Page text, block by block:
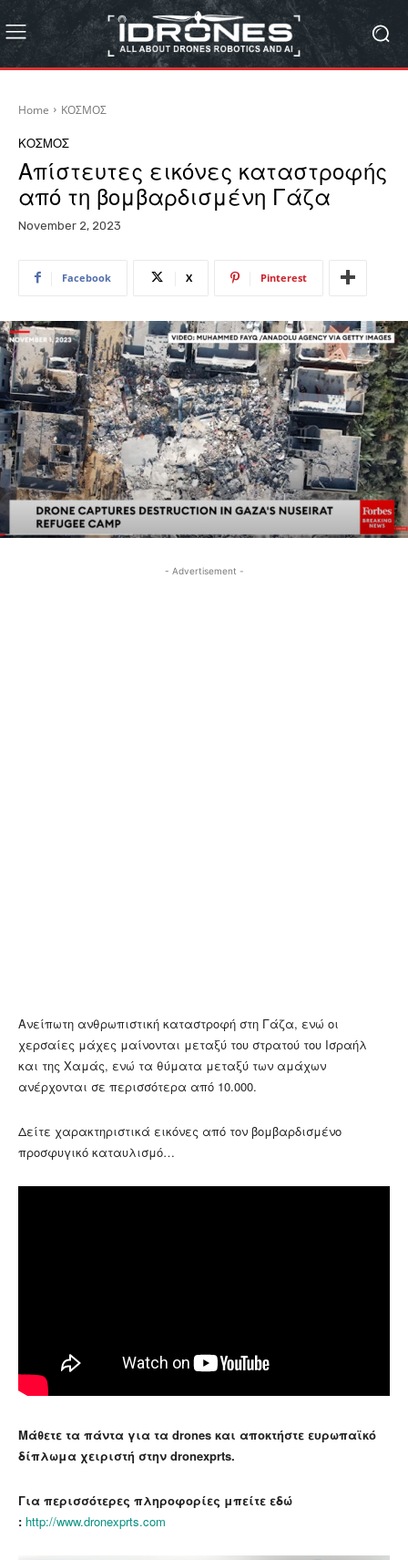
Home ΚΟΣΜΟΣ
ΚΟΣΜΟΣ
Απίστευτες εικόνες καταστροφής
από τη βομβαρδισμένη Γάζα
November 2, 2023
Facebook X Pinterest
- Advertisement -
Ανείπωτη ανθρωπιστική καταστροφή στη Γάζα, ενώ οι
χερσαίες μάχες μαίνονται μεταξύ του στρατού του Ισραήλ
και της Χαμάς, ενώ τα θύματα μεταξύ των αμάχων
ανέρχονται σε περισσότερα από 10.000.
Δείτε χαρακτηριστικά εικόνες από τον βομβαρδισμένο
προσφυγικό καταυλισμό…
Μάθετε τα πάντα για τα drones και αποκτήστε ευρωπαϊκό
δίπλωμα χειριστή στην dronexprts.
Για περισσότερες πληροφορίες μπείτε εδώ
: http://www.dronexprts.com